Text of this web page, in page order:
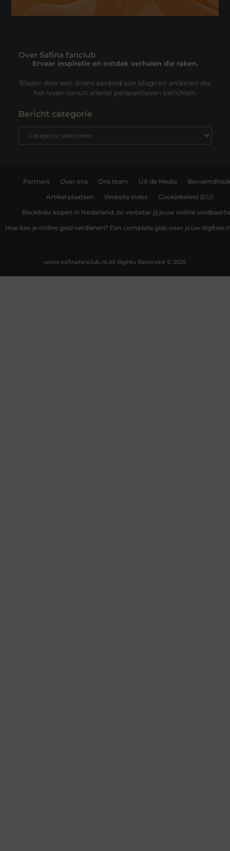
Over Safina fanclub
Ervaar inspiratie en ontdek verhalen die raken.
Blader door een divers aanbod aan blogs en artikelen die
het leven vanuit allerlei perspectieven belichten.
Bericht categorie
Partners Over ons Ons team Uit de Media
Artikel plaatsen Website index Cookiebeleid (EU)
Backlinks kopen in Nederland: zo verbeter jij jouw online
Hoe kan je online geld verdienen? Een complete gids voor jouw digitale
All Rights Reserved © 2025
www.safinafanclub.nl.